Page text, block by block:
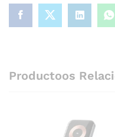
Productoos